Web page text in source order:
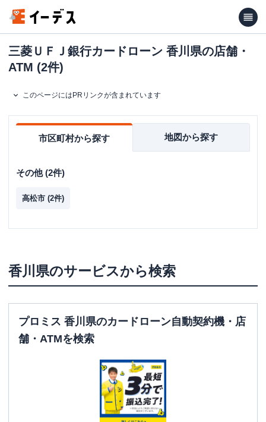
三菱ＵＦＪ銀行カードローン 香川県の店舗・
ATM (2件)
このページにはPRリンクが含まれています
市区町村から探す 地図から探す
その他(2件)
高松市 (2件)
香川県のサービスから検索
プロミス 香川県のカードローン自動契約機・店
舗・ATMを検索